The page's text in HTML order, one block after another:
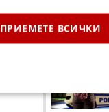
вчера в
ПРИЕМЕТЕ ВСИЧКИ